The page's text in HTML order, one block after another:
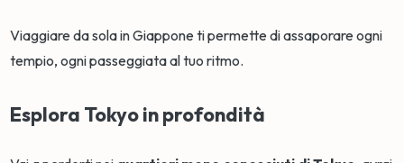
Viaggiare da sola in Giappone ti permette di assaporare ogni
tempio, ogni passeggiata al tuo ritmo.
Esplora Tokyo in profondità